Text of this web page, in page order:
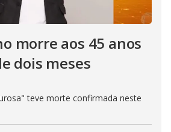
morre aos 45 anos
dois meses
teve morte confirmada neste